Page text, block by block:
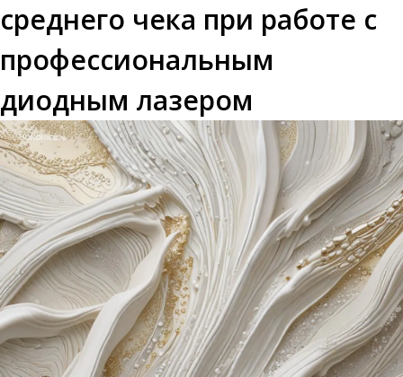
среднего чека при работе с
профессиональным
диодным лазером